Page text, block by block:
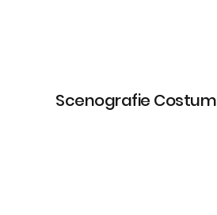
Scenografie Costum